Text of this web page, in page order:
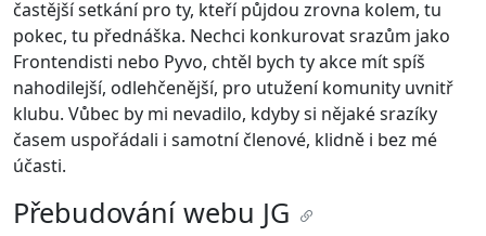
častější setkání pro ty, kteří půjdou zrovna kolem, tu
pokec, tu přednáška. Nechci konkurovat srazům jako
Frontendisti nebo Pyvo, chtěl bych ty akce mít spíš
nahodilejší, odlehčenější, pro utužení komunity uvnitř
klubu. Vůbec by mi nevadilo, kdyby si nějaké srazíky
časem uspořádali i samotní členové, klidně i bez mé
účasti.
Přebudování webu JG